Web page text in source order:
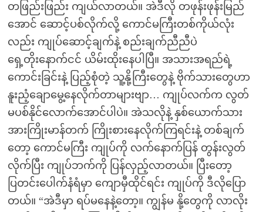
တဖြည်းဖြည်း ကျယ်လာတယ်။ အဲဒီလို တဖုန်းဖုန်းမြည်
အောင် ဆောင့်ပစ်လိုက်လို့ ကောင်မကြီးတစ်ကိုယ်လုံး
လည်း ကျုပ်ဆောင့်ချက်နဲ့ စည်းချက်ညီညီပဲ
ရှေ့တိုးနောက်ငင် ယိမ်းထိုးနေပါပြီ။ အသားအရည်ရဲ့
ကောင်းခြင်းနဲ့ ပြည့်စုံတဲ့ သူ့နို့ကြီးတွေနဲ့ ဗိုက်သားတွေဟာ
နူးညံ့ချောမွေ့နေလိုက်တာများဗျာ… ကျုပ်လက်က လွတ်
မပစ်နိုင်လောက်အောင်ပါပဲ။ အဲသလိုနဲ့ နှစ်ယောက်သား
အားကြိုးမာန်တက် ကြိုးစားနေလိုက်ကြရင်းနဲ့ တစ်ချက်
တော့ ကောင်မကြီး ကျုပ်ကို လက်နောက်ပြန် တွန်းလွတ်
လိုက်ပြီး ကျုပ်ဘက်ကို ပြန်လှည့်လာတယ်။ ပြီးတော့
ပြတင်းပေါက်နံရံမှာ ကျောမှီထိုင်ရင်း ကျုပ်ကို ဒီလိုပြော
တယ်။ “အဲဒီမှာ ရပ်မနေနဲ့တော့။ ကျွန်မ နို့တွေကို လာလိုး